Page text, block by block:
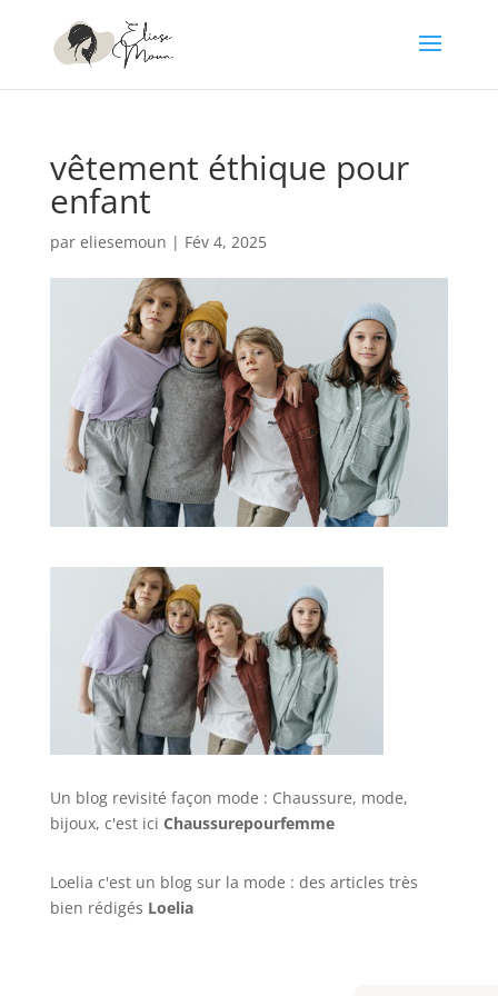
vêtement éthique pour
enfant
par eliesemoun | Fév 4, 2025
Un blog revisité façon mode : Chaussure, mode,
bijoux, c'est ici Chaussurepourfemme
Loelia c'est un blog sur la mode : des articles très
bien rédigés Loelia